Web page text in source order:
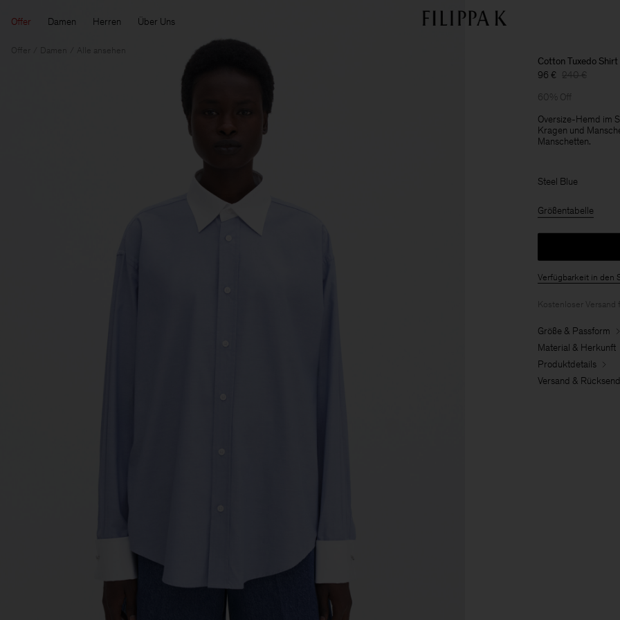
Offer Damen Herren Über Uns
Offer Damen Alle ansehen
Cotton Tuxedo Shirt
96 € 240 €
60% Off
Oversize-Hemd im
Kragen und
Manschetten.
Steel Blue
Größentabelle
Verfügbarkeit in den
Kostenloser Versand
Größe & Passform
Material & Herkunft
Produktdetails
Versand &